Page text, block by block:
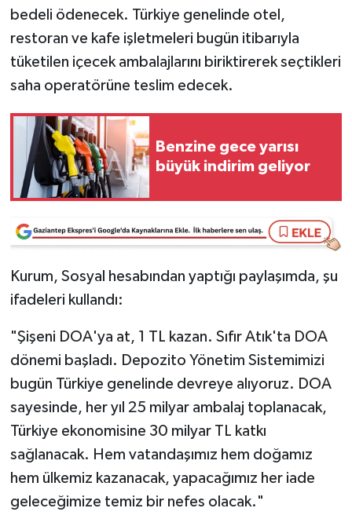
bedeli ödenecek. Türkiye genelinde otel,
restoran ve kafe işletmeleri bugün itibarıyla
tüketilen içecek ambalajlarını biriktirerek seçtikleri
saha operatörüne teslim edecek.
Benzine gece yarısı
büyük indirim geliyor
Kurum, Sosyal hesabından yaptığı paylaşımda, şu
ifadeleri kullandı:
"Şişeni DOA'ya at, 1 TL kazan. Sıfır Atık'ta DOA
dönemi başladı. Depozito Yönetim Sistemimizi
bugün Türkiye genelinde devreye alıyoruz. DOA
sayesinde, her yıl 25 milyar ambalaj toplanacak,
Türkiye ekonomisine 30 milyar TL katkı
sağlanacak. Hem vatandaşımız hem doğamız
hem ülkemiz kazanacak, yapacağımız her iade
geleceğimize temiz bir nefes olacak."
Teknoloji
Türkiye
Yaşam
Yeme-İçme